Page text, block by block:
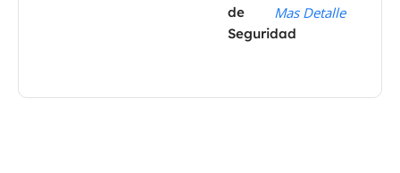
de
Seguridad
Mas Detalle